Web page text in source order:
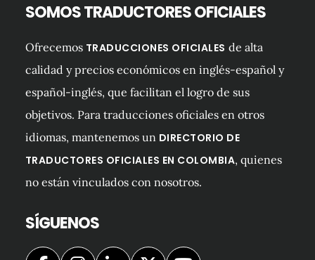
SOMOS TRADUCTORES OFICIALES
Ofrecemos TRADUCCIONES OFICIALES de alta
calidad y precios económicos en inglés-español y
español-inglés, que facilitan el logro de sus
objetivos. Para traducciones oficiales en otros
idiomas, mantenemos un DIRECTORIO DE
TRADUCTORES OFICIALES EN COLOMBIA, quienes
no están vinculados con nosotros.
SÍGUENOS